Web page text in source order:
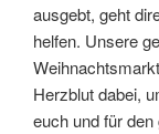
ausgebt, geht
helfen. Unsere
Herzblut dabei,
euch und für